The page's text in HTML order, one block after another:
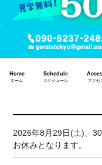
Home
ホーム
Schedule
スケジュール アクセ
2026年8月29日(土)、
お休みとなります。